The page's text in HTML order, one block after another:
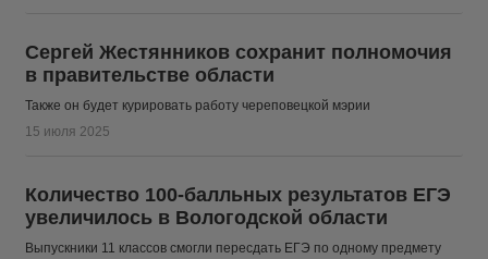
Сергей Жестянников сохранит полномочия
в правительстве области
Также он будет курировать работу череповецкой мэрии
15 июля 2025
Количество 100-балльных результатов ЕГЭ
увеличилось в Вологодской области
Выпускники 11 классов смогли пересдать ЕГЭ по одному предмету